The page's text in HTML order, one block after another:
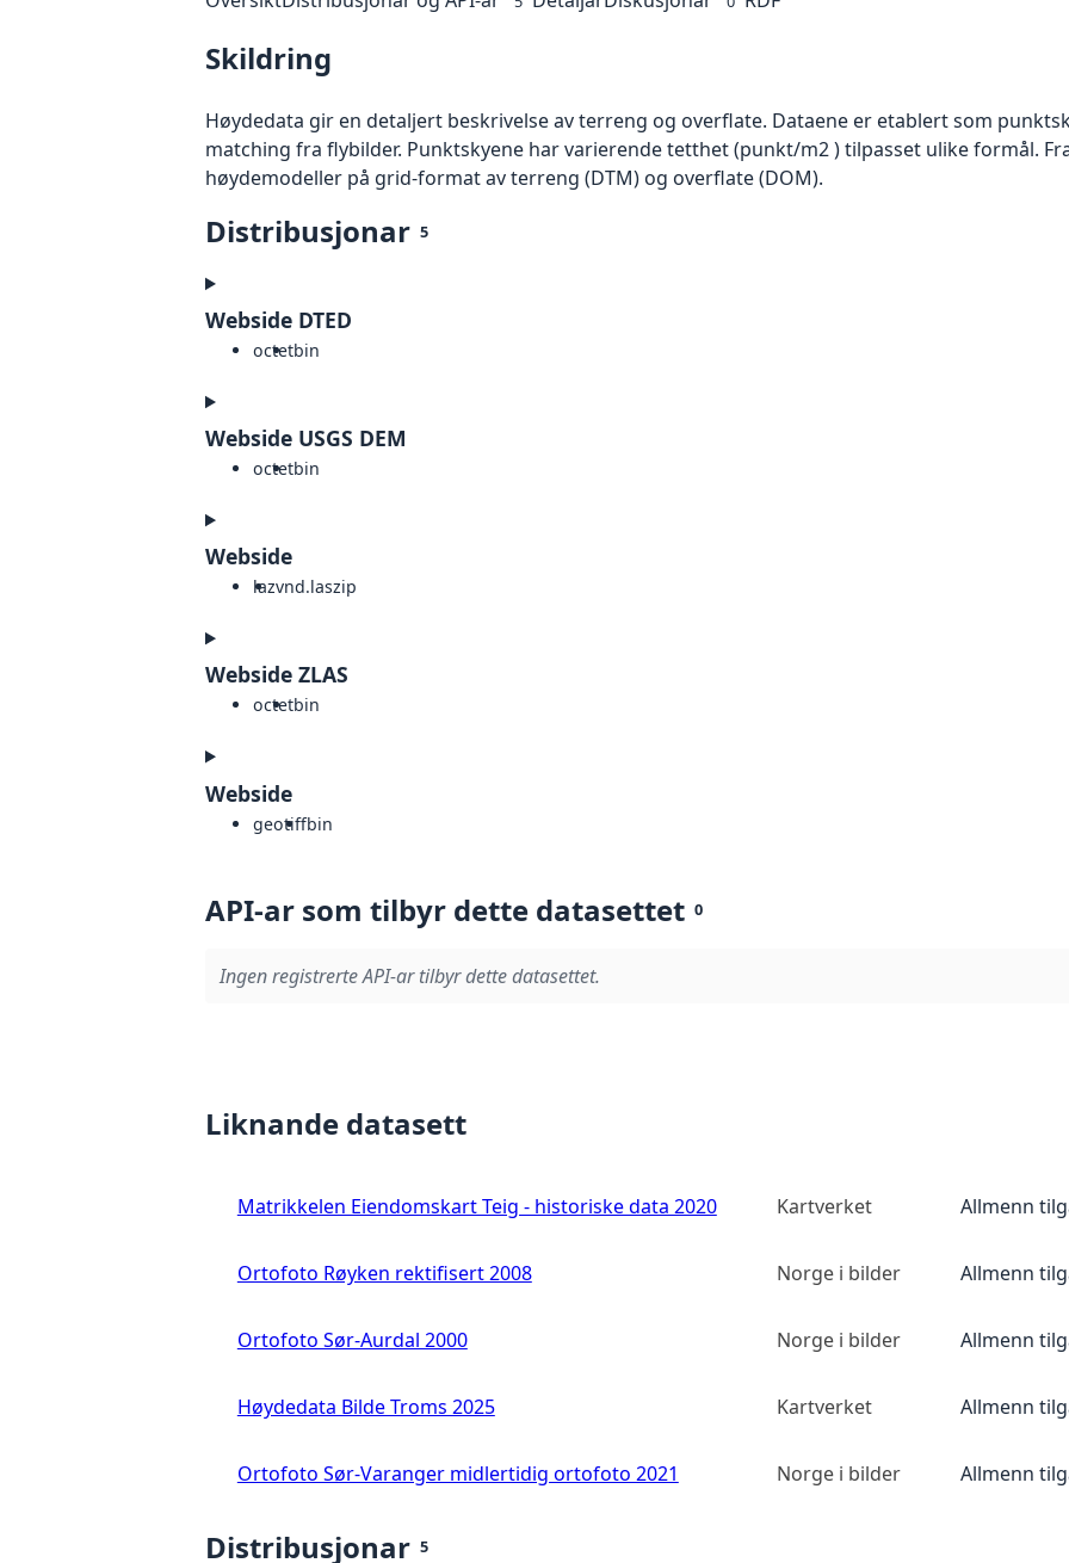
Skildring
Høydedata gir en detaljert beskrivelse av terreng og overflate. Dataene er etablert som
matching fra flybilder. Punktskyene har varierende tetthet (punkt/m2 ) tilpasset ulike formål.
høydemodeller på grid-format av terreng (DTM) og overflate (DOM).
Distribusjonar 5
Webside DTED
octetbin
Webside USGS DEM
octetbin
Webside
lazvnd.laszip
Webside ZLAS
octetbin
Webside
geotiffbin
API-ar som tilbyr dette datasettet 0
Ingen registrerte API-ar tilbyr dette datasettet.
Liknande datasett
Matrikkelen Eiendomskart Teig - historiske data 2020 Kartverket Allmenn
Ortofoto Røyken rektifisert 2008 Norge i bilder Allmenn
Ortofoto Sør-Aurdal 2000 Norge i bilder Allmenn
Høydedata Bilde Troms 2025 Kartverket Allmenn
Ortofoto Sør-Varanger midlertidig ortofoto 2021 Norge i bilder Allmenn
Distribusjonar 5